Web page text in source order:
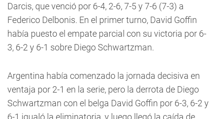
Darcis, que venció por 6-4, 2-6, 7-5 y 7-6 (7-3) a
Federico Delbonis. En el primer turno, David Goffin
había puesto el empate parcial con su victoria por 6-
3, 6-2 y 6-1 sobre Diego Schwartzman.
Argentina había comenzado la jornada decisiva en
ventaja por 2-1 en la serie, pero la derrota de Diego
Schwartzman con el belga David Goffin por 6-3, 6-2 y
6-1 igualó la eliminatoria, y luego llegó la caída de